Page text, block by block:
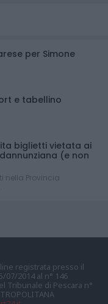
per Simone
e tabellino
biglietti vietata ai
(e non
nella Provincia
registrata presso il
07/2014 al n° 146
Tribunale di Pescara n°